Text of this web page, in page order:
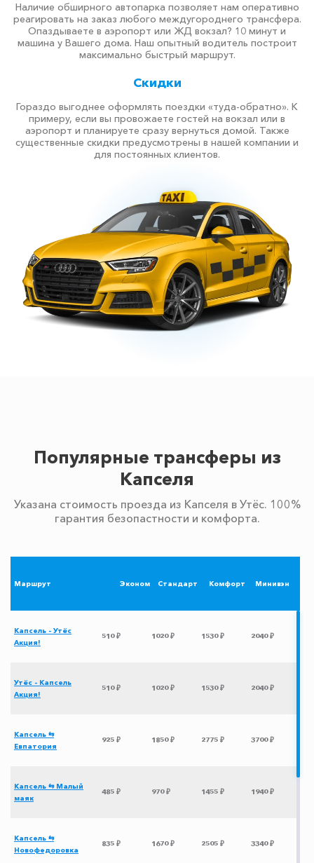
Наличие обширного автопарка позволяет нам оперативно
реагировать на заказ любого междугороднего трансфера.
Опаздываете в аэропорт или ЖД вокзал? 10 минут и
машина у Вашего дома. Наш опытный водитель построит
максимально быстрый маршрут.
Скидки
Гораздо выгоднее оформлять поездки «туда-обратно». К
примеру, если вы провожаете гостей на вокзал или в
аэропорт и планируете сразу вернуться домой. Также
существенные скидки предусмотрены в нашей компании и
для постоянных клиентов.
Популярные трансферы из
Капселя
Указана стоимость проезда из Капселя в Утёс. 100%
гарантия безопастности и комфорта.
Маршрут Эконом Стандарт Комфорт Минивэн
Капсель - Утёс
Акция!
510 ₽ 1020 ₽ 1530 ₽ 2040 ₽
Утёс - Капсель
Акция!
510 ₽ 1020 ₽ 1530 ₽ 2040 ₽
Капсель ⇆
Евпатория
925 ₽ 1850 ₽ 2775 ₽ 3700 ₽
Капсель ⇆ Малый
маяк
485 ₽ 970 ₽ 1455 ₽ 1940 ₽
Капсель ⇆
Новофедоровка
835 ₽ 1670 ₽ 2505 ₽ 3340 ₽